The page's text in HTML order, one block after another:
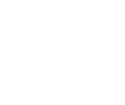
zijn onder voorbehoud en
prijs bij levering,
of wijzigingen in
van te zijn, neem contact